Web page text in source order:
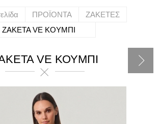
ΠΡΟΪΟΝΤΑ
ΖΑΚΕΤΕΣ
ΖΑΚΕΤΑ VE ΚΟΥΜΠΙ
VE ΚΟΥΜΠΙ